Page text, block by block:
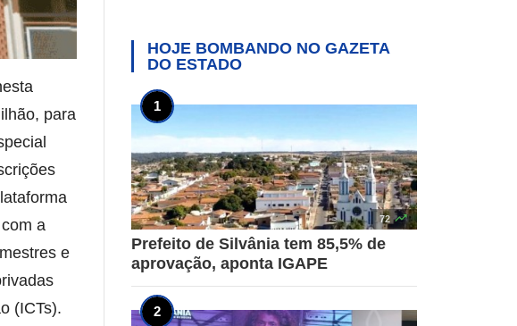
para
a
e
(ICTs).
HOJE BOMBANDO NO GAZETA
DO ESTADO
72 
Prefeito de Silvânia tem 85,5% de
aprovação, aponta IGAPE